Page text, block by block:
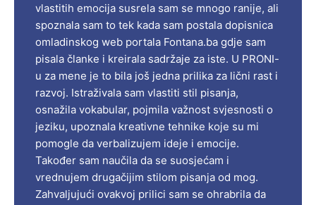
vlastitih emocija susrela sam se mnogo ranije, ali
spoznala sam to tek kada sam postala dopisnica
omladinskog web portala Fontana.ba gdje sam
pisala članke i kreirala sadržaje za iste. U PRONI-
u za mene je to bila još jedna prilika za lični rast i
razvoj. Istraživala sam vlastiti stil pisanja,
osnažila vokabular, pojmila važnost svjesnosti o
jeziku, upoznala kreativne tehnike koje su mi
pomogle da verbalizujem ideje i emocije.
Također sam naučila da se suosjećam i
vrednujem drugačijim stilom pisanja od mog.
Zahvaljujući ovakvoj prilici sam se ohrabrila da